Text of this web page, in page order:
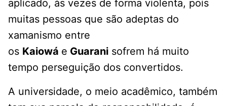
aplicado, às vezes de forma violenta, pois
muitas pessoas que são adeptas do
xamanismo entre
os Kaiowá e Guarani sofrem há muito
tempo perseguição dos convertidos.
A universidade, o meio acadêmico, também